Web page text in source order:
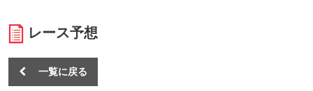
レース予想
一覧に戻る